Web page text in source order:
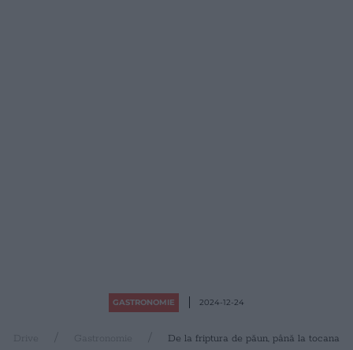
GASTRONOMIE 2024-12-24
Drive Gastronomie
De la friptura de păun, până la tocana